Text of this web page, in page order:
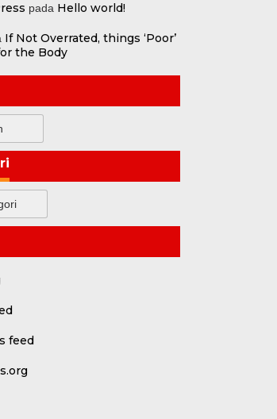
pada Hello world!
If Not Overrated, things ‘Poor’
the Body
feed